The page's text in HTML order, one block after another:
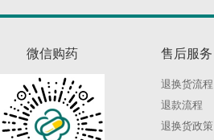
微信购药 售后服务
退换货流程
退款流程
退换货政策